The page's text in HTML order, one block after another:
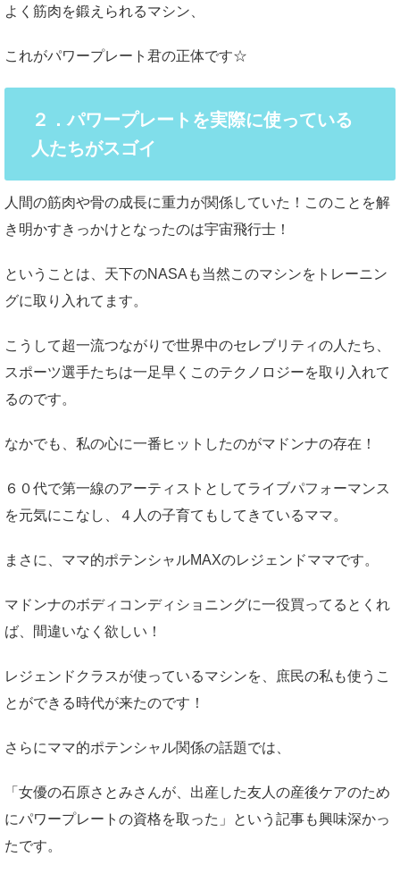
よく筋肉を鍛えられるマシン、
これがパワープレート君の正体です☆
２．パワープレートを実際に使っている
人たちがスゴイ
人間の筋肉や骨の成長に重力が関係していた！このことを解
き明かすきっかけとなったのは宇宙飛行士！
ということは、天下のNASAも当然このマシンをトレーニン
グに取り入れてます。
こうして超一流つながりで世界中のセレブリティの人たち、
スポーツ選手たちは一足早くこのテクノロジーを取り入れて
るのです。
なかでも、私の心に一番ヒットしたのがマドンナの存在！
６０代で第一線のアーティストとしてライブパフォーマンス
を元気にこなし、４人の子育てもしてきているママ。
まさに、ママ的ポテンシャルMAXのレジェンドママです。
マドンナのボディコンディショニングに一役買ってるとくれ
ば、間違いなく欲しい！
レジェンドクラスが使っているマシンを、庶民の私も使うこ
とができる時代が来たのです！
さらにママ的ポテンシャル関係の話題では、
「女優の石原さとみさんが、出産した友人の産後ケアのため
にパワープレートの資格を取った」という記事も興味深かっ
たです。